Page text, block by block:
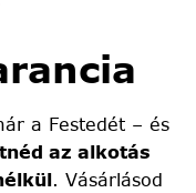
a Festedét – és
az alkotás
. Vásárlásod